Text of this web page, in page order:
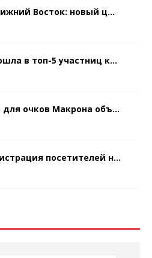
Восток: новый ц...
в топ-5 участниц к...
очков Макрона объ...
посетителей н...